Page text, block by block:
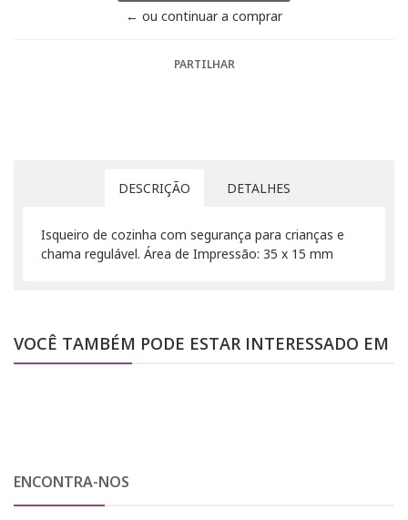
← ou continuar a comprar
PARTILHAR
DESCRIÇÃO DETALHES
Isqueiro de cozinha com segurança para crianças e
chama regulável. Área de Impressão: 35 x 15 mm
VOCÊ TAMBÉM PODE ESTAR INTERESSADO EM
ENCONTRA-NOS